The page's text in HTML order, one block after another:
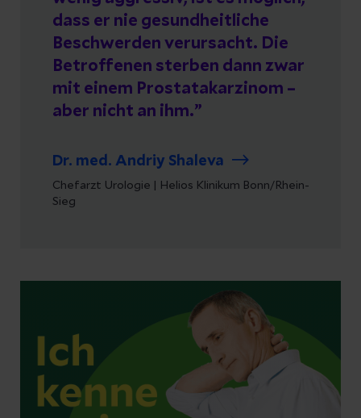
Chefarzt Urologie | Helios Klinikum Bonn/Rhein-
Sieg
dass er nie gesundheitliche
Beschwerden verursacht. Die
Betroffenen sterben dann zwar
mit einem Prostatakarzinom –
aber nicht an ihm.
Dr. med. Andriy Shaleva